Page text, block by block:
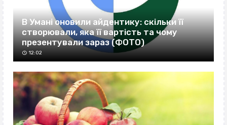
В Умані оновили айдентику: скільки її
створювали, яка її вартість та чому
презентували зараз (ФОТО)
12:02